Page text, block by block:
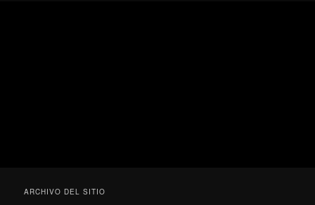
ARCHIVO DEL SITIO